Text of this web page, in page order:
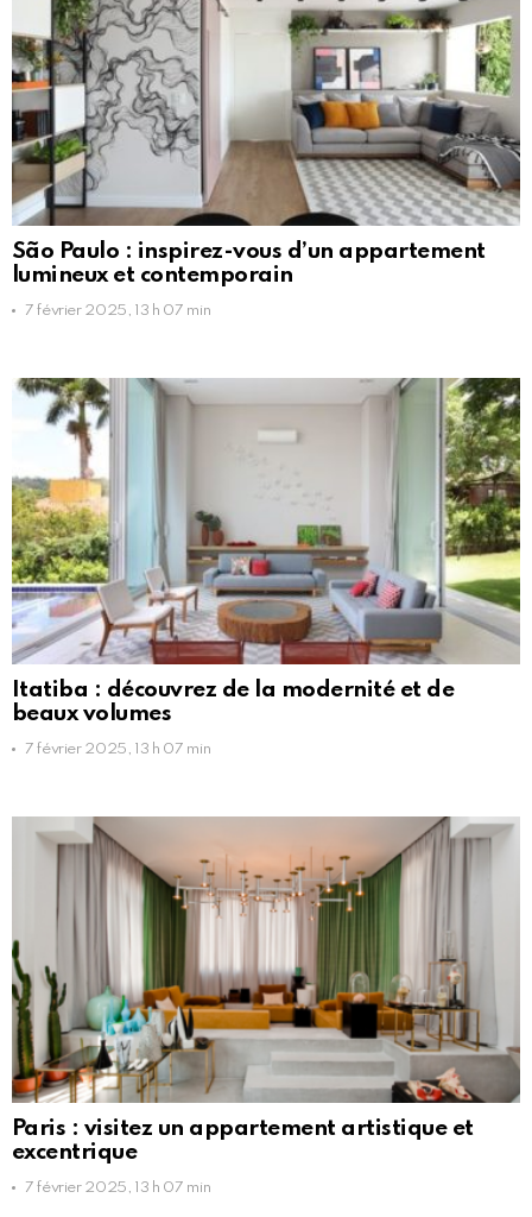
São Paulo : inspirez-vous d’un appartement
lumineux et contemporain
7 février 2025, 13 h 07 min
Itatiba : découvrez de la modernité et de
beaux volumes
7 février 2025, 13 h 07 min
Paris : visitez un appartement artistique et
excentrique
7 février 2025, 13 h 07 min